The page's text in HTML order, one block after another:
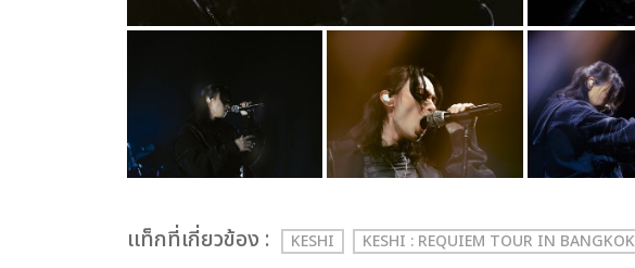
เเท็กที่เกี่ยวข้อง : KESHI KESHI : REQUIEM TOUR IN BANGKOK